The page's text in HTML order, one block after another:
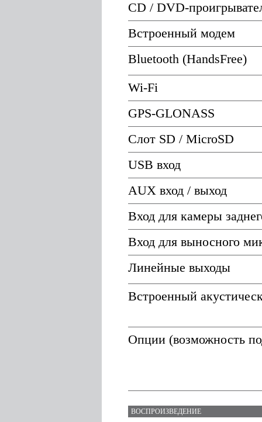
CD / DVD-
Встроенный модем
Bluetooth (HandsFree)
Wi-Fi
GPS-GLONASS
Слот SD / MicroSD
USB вход
AUX вход / выход
Вход для камеры
Вход для выносного
Линейные выходы
Встроенный
Опции (возможность
ВОСПРОИЗВЕДЕНИЕ